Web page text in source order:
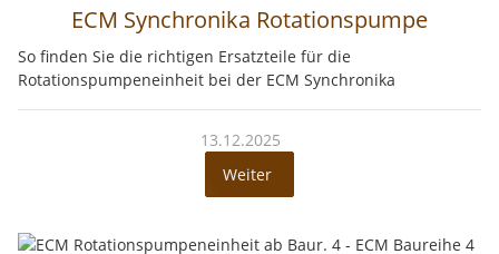
ECM Synchronika Rotationspumpe
So finden Sie die richtigen Ersatzteile für die
Rotationspumpeneinheit bei der ECM Synchronika
13.12.2025
Weiter